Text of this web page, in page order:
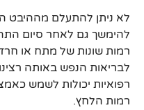
לא ניתן להתעלם מההיבט
להימשך גם לאחר סיום
רמות שונות של מתח או
לבריאות הנפש באותה
רפואיות יכולות לשמש
רמות הלחץ.